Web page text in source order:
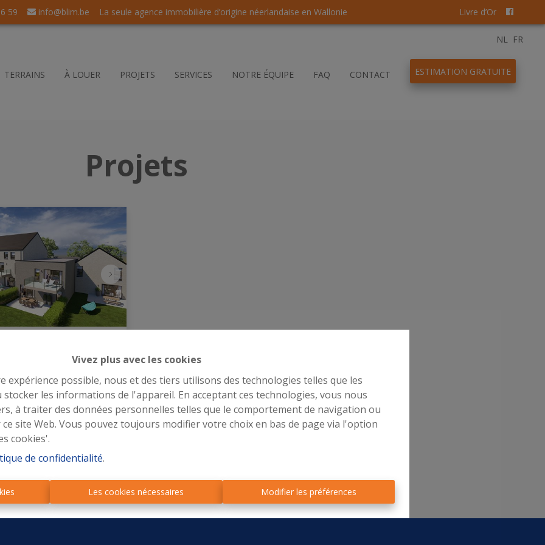
Vivez plus avec les cookies
expérience possible, nous et des tiers utilisons des technologies telles que les
les informations de l'appareil. En acceptant ces technologies, vous nous
à traiter des données personnelles telles que le comportement de navigation ou
site Web. Vous pouvez toujours modifier votre choix en bas de page via l'option
cookies'.
de confidentialité.
Les cookies nécessaires Modifier les préférences
59 info@blim.be La seule agence immobilière d’origine néerlandaise en Wallonie Livre d’Or
TERRAINS À LOUER PROJETS SERVICES NOTRE ÉQUIPE FAQ CONTACT ESTIMATION GRATUITE
NL FR
Projets
36, 4140
   |
Ref :
de€
22%
(9)